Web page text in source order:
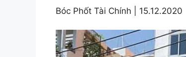
Bóc Phốt Tài Chính | 15.12.2020